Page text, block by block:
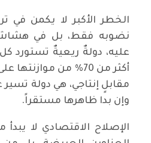
‏الخطر الأكبر لا يكمن في
نضوبه فقط، بل في هشاشة
عليه، دولةٌ ريعيةٌ تستورد
أكثر من 70% من
مقابلٍ إنتاجي، هي دولة
وإن بدا ظاهرها مستقراً.
‏الإصلاح الاقتصادي لا